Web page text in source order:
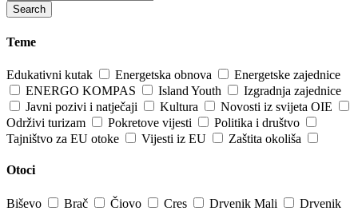
Search
Teme
Edukativni kutak Energetska obnova
Energetske zajednice
ENERGO KOMPAS
Island Youth
Izgradnja zajednice
Javni pozivi i natječaji
Kultura
Novosti iz svijeta OIE
Održivi turizam
Pokretove vijesti
Politika i društvo
Tajništvo za EU otoke
Vijesti iz EU Zaštita okoliša
Otoci
Biševo Brač Čiovo Cres Drvenik Mali
Drvenik